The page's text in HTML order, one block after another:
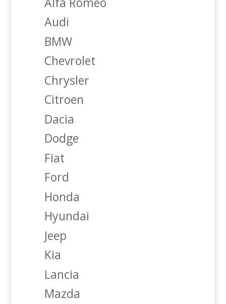
Audi
BMW
Chevrolet
Chrysler
Citroen
Dacia
Dodge
Fiat
Ford
Honda
Hyundai
Jeep
Kia
Lancia
Mazda